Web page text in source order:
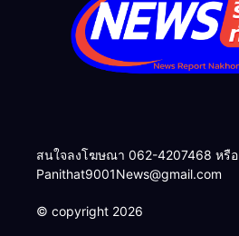
สนใจลงโฆษณา 062-4207468 หรือ
Panithat9001News@gmail.com
© copyright 2026